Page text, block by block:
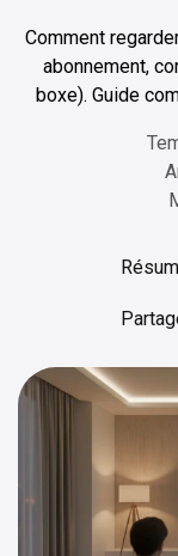
Comment
abonnement,
boxe). Guide